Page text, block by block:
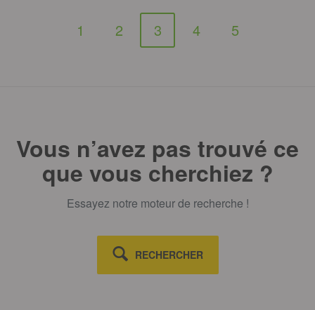
1 2 3 4 5
Vous n’avez pas trouvé ce
que vous cherchiez ?
Essayez notre moteur de recherche !
RECHERCHER